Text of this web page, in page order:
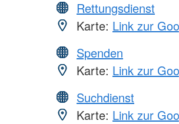
Rettungsdienst
Karte: Link zur
Spenden
Karte: Link zur
Suchdienst
Karte: Link zur